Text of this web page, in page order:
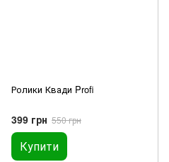
Ролики Квади Profi
399 грн 550 грн
Купити